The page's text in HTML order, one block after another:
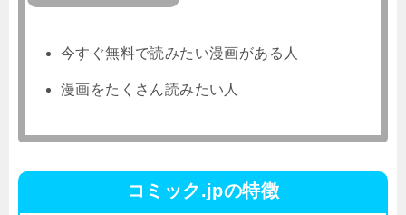
今すぐ無料で読みたい漫画がある人
漫画をたくさん読みたい人
コミック.jpの特徴